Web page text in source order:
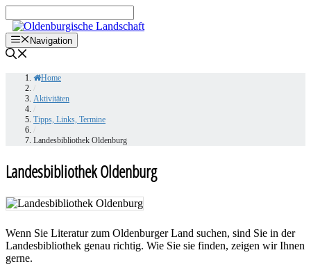
Inhalt
springenNavigation
Home
Aktivitäten
Tipps, Links, Termine
Landesbibliothek Oldenburg
Landesbibliothek Oldenburg
Wenn Sie Literatur zum Oldenburger Land suchen, sind Sie in der
Landesbibliothek genau richtig. Wie Sie sie finden, zeigen wir Ihnen
gerne.